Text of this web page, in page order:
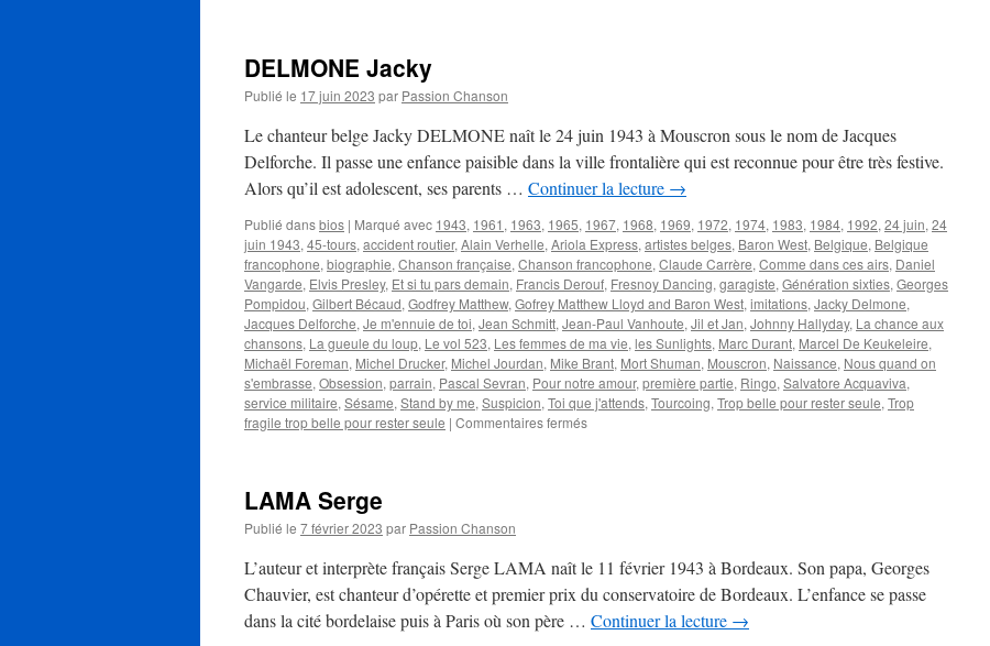
DELMONE Jacky
Publié le 17 juin 2023 par Passion Chanson
Le chanteur belge Jacky DELMONE naît le 24 juin 1943 à Mouscron sous le nom de Jacques
Delforche. Il passe une enfance paisible dans la ville frontalière qui est reconnue pour être très festive.
Alors qu’il est adolescent, ses parents … Continuer la lecture →
Publié dansbios | Marqué avec 1943, 1961 , 1963, 1965, 1967, 1968, 1969, 1972, 1974, 1983, 1984, 1992, 24 juin, 24
juin 1943, 45-tours, accident routier, Alain Verhelle, Ariola Express, artistes belges, Baron West, Belgique, Belgique
francophone, biographie, Chanson française, Chanson francophone, Claude Carrère, Comme dans ces airs, Daniel
Vangarde, Elvis Presley, Et si tu pars demain, Francis Derouf, Fresnoy Dancing, garagiste, Génération sixties, Georges
Pompidou, Gilbert Bécaud, Godfrey Matthew, Gofrey Matthew Lloyd and Baron West, imitations, Jacky Delmone,
Jacques Delforche, Je m'ennuie de toi, Jean Schmitt, Jean-Paul Vanhoute, Jil et Jan, Johnny Hallyday, La chance aux
chansons, La gueule du loup, Le vol 523, Les femmes de ma vie, les Sunlights, Marc Durant, Marcel De Keukeleire,
Michaël Foreman, Michel Drucker, Michel Jourdan, Mike Brant, Mort Shuman, Mouscron, Naissance, Nous quand on
s'embrasse, Obsession, parrain, Pascal Sevran, Pour notre amour, première partie, Ringo, Salvatore Acquaviva,
service militaire, Sésame, Stand by me, Suspicion, Toi que j'attends, Tourcoing, Trop belle pour rester seule, Trop
fragile trop belle pour rester seule | Commentaires ferméssur
LAMA Serge
Publié le 7 février 2023 par Passion Chanson
L’auteur et interprète français Serge LAMA naît le 11 février 1943 à Bordeaux. Son papa, Georges
Chauvier, est chanteur d’opérette et premier prix du conservatoire de Bordeaux. L’enfance se passe
dans la cité bordelaise puis à Paris où son père … Continuer la lecture →